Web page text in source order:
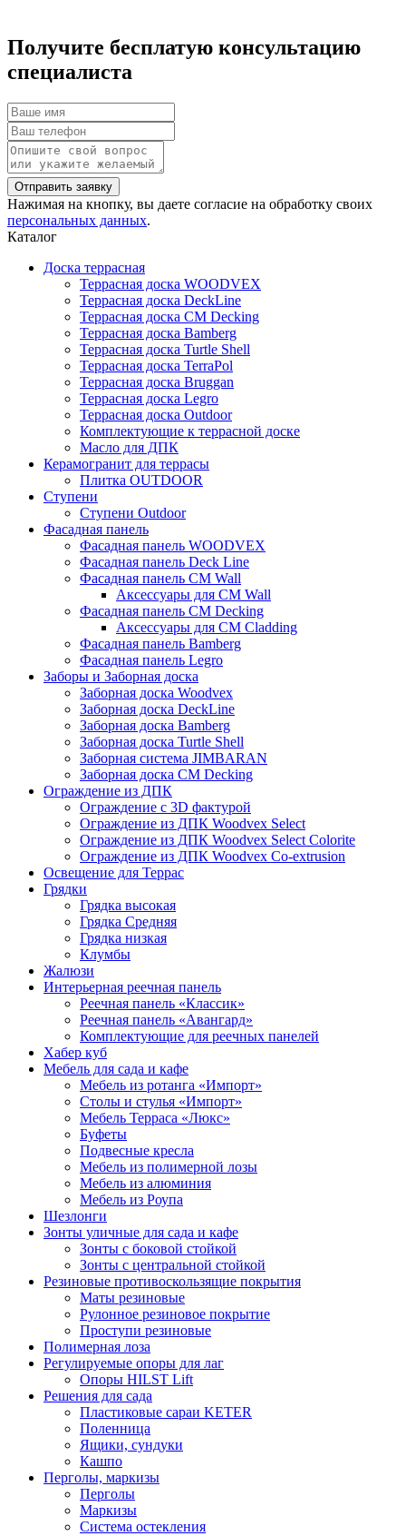
Получите бесплатую консультацию
специалиста
Нажимая на кнопку, вы даете согласие на обработку своих
персональных данных.
Каталог
Доска террасная
Террасная доска WOODVEX
Террасная доска DeckLine
Террасная доска CM Decking
Террасная доска Bamberg
Террасная доска Turtle Shell
Террасная доска TerraPol
Террасная доска Bruggan
Террасная доска Legro
Террасная доска Outdoor
Комплектующие к террасной доске
Масло для ДПК
Керамогранит для террасы
Плитка OUTDOOR
Ступени
Ступени Outdoor
Фасадная панель
Фасадная панель WOODVEX
Фасадная панель Deck Line
Фасадная панель CM Wall
Аксессуары для CM Wall
Фасадная панель CM Decking
Аксессуары для CM Cladding
Фасадная панель Bamberg
Фасадная панель Legro
Заборы и Заборная доска
Заборная доска Woodvex
Заборная доска DeckLine
Заборная доска Bamberg
Заборная доска Turtle Shell
Заборная система JIMBARAN
Заборная доска CM Decking
Ограждение из ДПК
Ограждение с 3D фактурой
Ограждение из ДПК Woodvex Select
Ограждение из ДПК Woodvex Select Colorite
Ограждение из ДПК Woodvex Co-extrusion
Освещение для Террас
Грядки
Грядка высокая
Грядка Средняя
Грядка низкая
Клумбы
Жалюзи
Интерьерная реечная панель
Реечная панель «Классик»
Реечная панель «Авангард»
Комплектующие для реечных панелей
Хабер куб
Мебель для сада и кафе
Мебель из ротанга «Импорт»
Столы и стулья «Импорт»
Мебель Терраса «Люкс»
Буфеты
Подвесные кресла
Мебель из полимерной лозы
Мебель из алюминия
Мебель из Роупа
Шезлонги
Зонты уличные для сада и кафе
Зонты с боковой стойкой
Зонты с центральной стойкой
Резиновые противоскользящие покрытия
Маты резиновые
Рулонное резиновое покрытие
Проступи резиновые
Полимерная лоза
Регулируемые опоры для лаг
Опоры HILST Lift
Решения для сада
Пластиковые сараи KETER
Поленница
Ящики, сундуки
Кашпо
Перголы, маркизы
Перголы
Маркизы
Система остекления